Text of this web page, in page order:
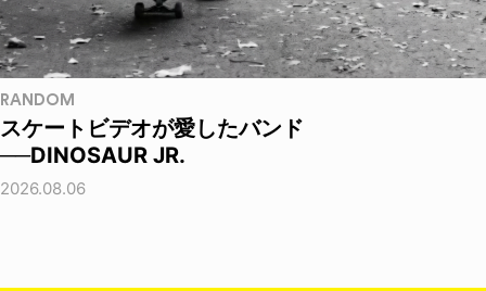
RANDOM
スケートビデオが愛したバンド
──DINOSAUR JR.
2026.08.06